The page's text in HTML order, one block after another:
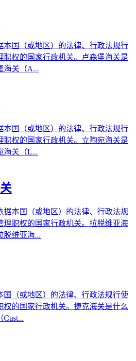
本国（或地区）的法律、行政法规行
职权的国家行政机关。卢森堡海关是
海关（A...
本国（或地区）的法律、行政法规行
职权的国家行政机关。立陶宛海关是
海关（L...
据本国（或地区）的法律、行政法规
理职权的国家行政机关。拉脱维亚海
脱维亚海...
国（或地区）的法律、行政法规行使
权的国家行政机关。捷克海关是什么